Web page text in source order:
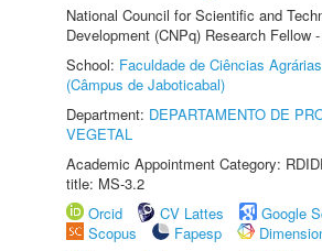
National Council for Scientific and
Development (CNPq) Research Fellow
School: Faculdade de Ciências
(Câmpus de Jaboticabal)
Department: DEPARTAMENTO DE
VEGETAL
Academic Appointment Category:
title: MS-3.2
Orcid
CV Lattes
Google
Scopus
Fapesp